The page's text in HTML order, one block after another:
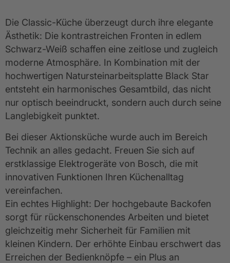
Die Classic-Küche überzeugt durch ihre elegante
Ästhetik: Die kontrastreichen Fronten in edlem
Schwarz-Weiß schaffen eine zeitlose und zugleich
moderne Atmosphäre. In Kombination mit der
hochwertigen Natursteinarbeitsplatte Black Star
entsteht ein harmonisches Gesamtbild, das nicht
nur optisch beeindruckt, sondern auch durch seine
Langlebigkeit punktet.
Bei dieser Aktionsküche wurde auch im Bereich
Technik an alles gedacht. Freuen Sie sich auf
erstklassige Elektrogeräte von Bosch, die mit
innovativen Funktionen Ihren Küchenalltag
vereinfachen.
Ein echtes Highlight: Der hochgebaute Backofen
sorgt für rückenschonendes Arbeiten und bietet
gleichzeitig mehr Sicherheit für Familien mit
kleinen Kindern. Der erhöhte Einbau erschwert das
Erreichen der Bedienknöpfe – ein Plus an